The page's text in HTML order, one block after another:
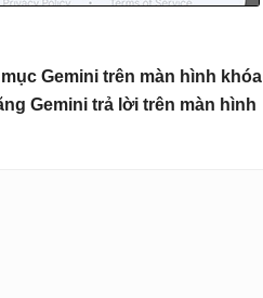
Gemini trên màn hình khóa
Gemini trả lời trên màn hình